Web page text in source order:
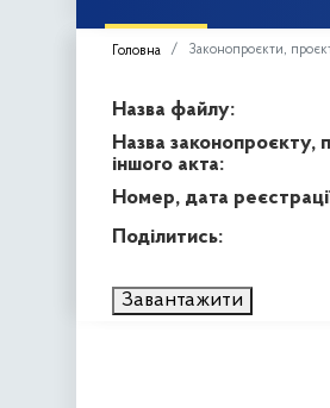
Головна Законопроєкти,
Назва файлу:
Назва законопроєкту,
іншого акта:
Номер, дата
Поділитись:
Завантажити